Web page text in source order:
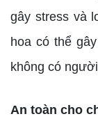
gây stress và
hoa có thể
không có
An toàn cho